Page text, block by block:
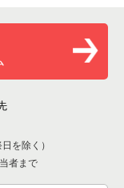
件一覧
件一覧
物件の案件一覧
を除く）
者まで